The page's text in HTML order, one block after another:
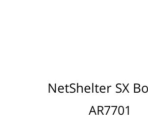
NetShelter SX
AR7701